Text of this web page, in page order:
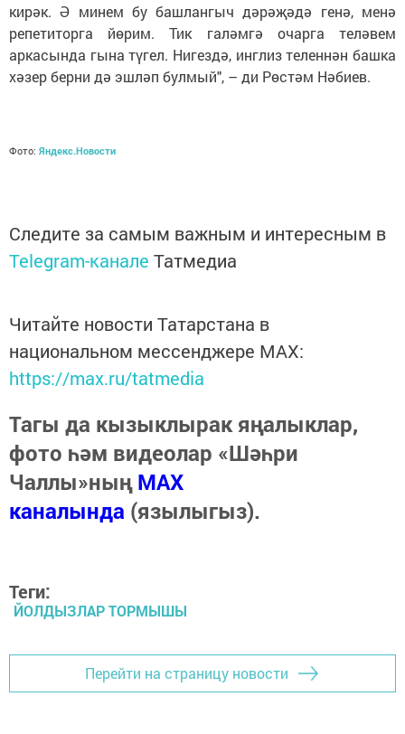
кирәк. Ә минем бу башлангыч дәрәҗәдә генә, менә
репетиторга йөрим. Тик галәмгә очарга теләвем
аркасында гына түгел. Нигездә, инглиз теленнән башка
хәзер берни дә эшләп булмый", – ди Рөстәм Нәбиев.
Фото: Яндекс.Новости
Следите за самым важным и интересным в
Telegram-канале Татмедиа
Читайте новости Татарстана в
национальном мессенджере MАХ:
https://max.ru/tatmedia
Тагы да кызыклырак яңалыклар,
фото һәм видеолар «Шәһри
Чаллы»ныңMAX
каналында (язылыгыз).
Теги:
ЙОЛДЫЗЛАР ТОРМЫШЫ
Перейти на страницу новости